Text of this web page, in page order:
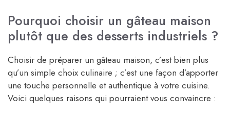
Pourquoi choisir un gâteau maison
plutôt que des desserts industriels ?
Choisir de préparer un gâteau maison, c’est bien plus
qu’un simple choix culinaire ; c’est une façon d’apporter
une touche personnelle et authentique à votre cuisine.
Voici quelques raisons qui pourraient vous convaincre :